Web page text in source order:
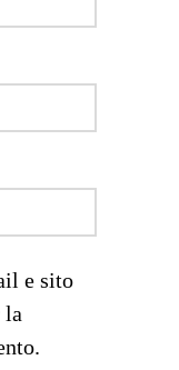
e sito
la